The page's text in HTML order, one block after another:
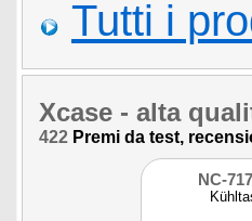
Tutti i
Xcase - alta
422 Premi da test,
NC-